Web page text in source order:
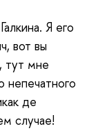
Я его
вот вы
тут мне
непечатного
де
случае!